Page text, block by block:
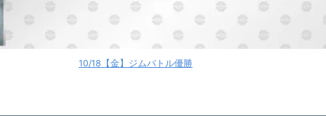
10/18【金】ジムバトル優勝